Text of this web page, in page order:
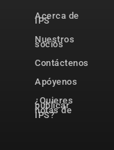
Acerca de
IPS
Nuestros
socios
Contáctenos
Apóyenos
¿Quieres
publicar
notas de
IPS?